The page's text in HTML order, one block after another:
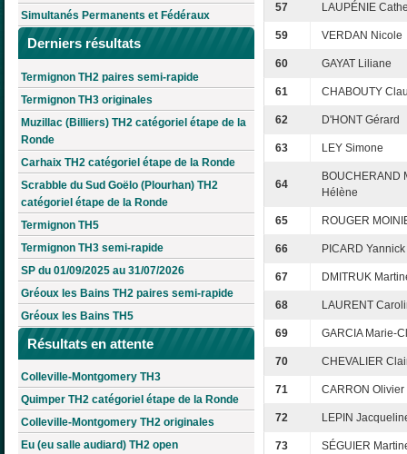
Simultanés Permanents et Fédéraux
Derniers résultats
Termignon TH2 paires semi-rapide
Termignon TH3 originales
Muzillac (Billiers) TH2 catégoriel étape de la
Ronde
Carhaix TH2 catégoriel étape de la Ronde
Scrabble du Sud Goëlo (Plourhan) TH2
catégoriel étape de la Ronde
Termignon TH5
Termignon TH3 semi-rapide
SP du 01/09/2025 au 31/07/2026
Gréoux les Bains TH2 paires semi-rapide
Gréoux les Bains TH5
Résultats en attente
Colleville-Montgomery TH3
Quimper TH2 catégoriel étape de la Ronde
Colleville-Montgomery TH2 originales
Eu (eu salle audiard) TH2 open
57 LAUPÉNIE
59 VERDAN Nicole
60 GAYAT Liliane
61 CHABOUTY
62 D'HONT Gérard
63 LEY Simone
64
BOUCHERAND
Hélène
65 ROUGER
66 PICARD Yannick
67 DMITRUK
68 LAURENT
69 GARCIA Marie-
70 CHEVALIER
71 CARRON Olivier
72 LEPIN
73 SÉGUIER